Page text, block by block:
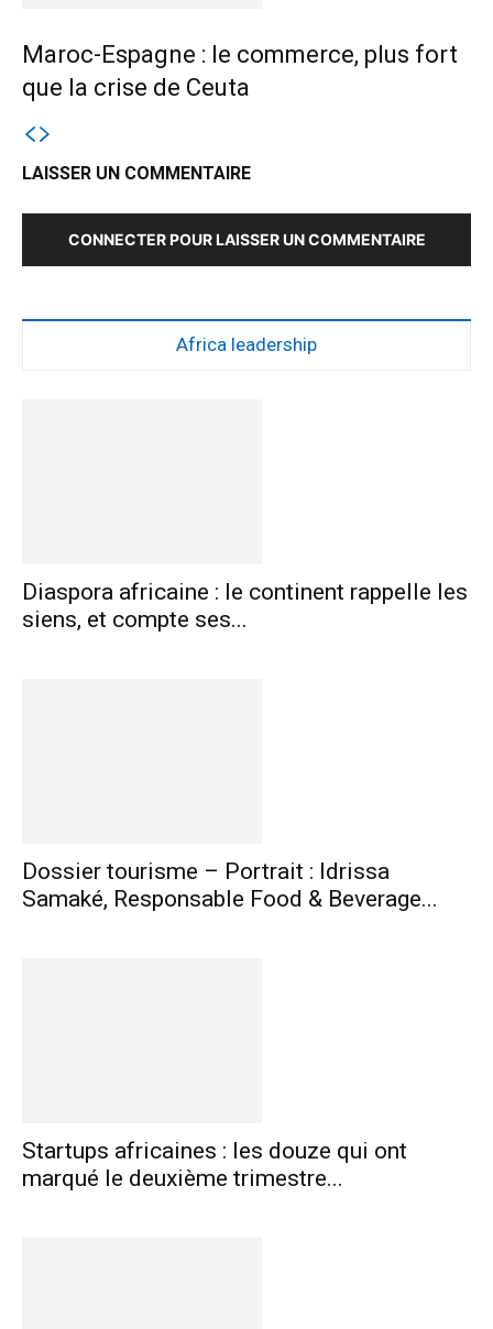
Maroc-Espagne : le commerce, plus fort
que la crise de Ceuta
LAISSER UN COMMENTAIRE
CONNECTER POUR LAISSER UN COMMENTAIRE
Africa leadership
Diaspora africaine : le continent rappelle les
siens, et compte ses...
Dossier tourisme – Portrait : Idrissa
Samaké, Responsable Food & Beverage...
Startups africaines : les douze qui ont
marqué le deuxième trimestre...